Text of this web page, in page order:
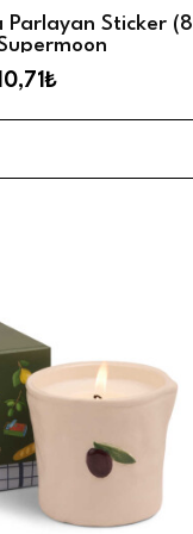
Sepete Ekle
Parlayan Sticker (8